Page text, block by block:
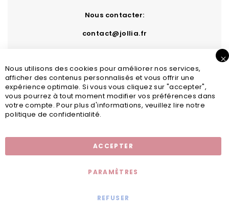
Nous contacter:
contact@jollia.fr
Nous utilisons des cookies pour améliorer nos services,
afficher des contenus personnalisés et vous offrir une
expérience optimale. Si vous vous cliquez sur "accepter",
vous pourrez à tout moment modifier vos préférences dans
votre compte. Pour plus d'informations, veuillez lire notre
politique de confidentialité.
ACCEPTER
PARAMÈTRES
REFUSER